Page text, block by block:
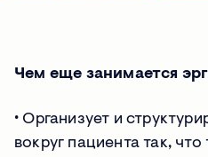
Чем еще занимается
∙ Организует и
вокруг пациента так,